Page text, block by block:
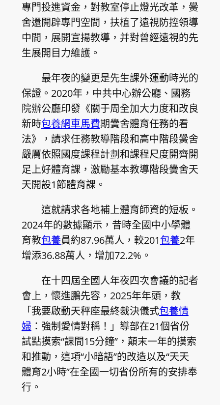
專門投進資金，對教室停止燈光改革，黌
舍還開辟專門空間，扶植了遠視防控領導
中間，展開宣揚教導，并對曾經遠視的先
生展開目力維護。
最年夜的變更是先生課外運動時光的
保證。2020年，中共中心辦公廳、國務
院辦公廳印發《關于周全加大力度和改良
新時包養網車馬費期黌舍體育任務的看
法》，請求任務教導階段和高中階段黌舍
嚴厲依照國度課程計劃和課程尺度開齊開
足上好體育課，激勵基本教導階段黌舍天
天開設1節體育課。
這就請求各地補上體育師資的短板。
2024年的數據顯示，昔時全國中小學體
育教包養員約87.96萬人，較201包養2年
增添36.88萬人，增加72.2%。
在十四屆全國人年夜四次會議的記者
會上，懷進鵬先容，2025年年頭，教
「我要啟動天秤座最終裁決儀式包養情
婦：強制愛情對稱！」導部在21個省份
試點摸索“課間15分鐘”，顛末一年的摸索
和推動，這項“小暗語”的改造以及“天天
體育2小時”在全國一切省份所有的安排奉
行。